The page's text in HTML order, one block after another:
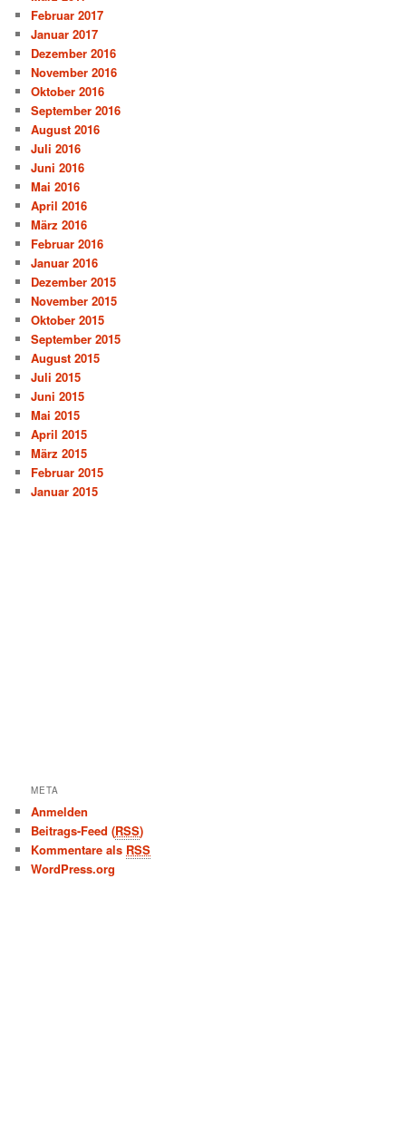
Februar 2017
Januar 2017
Dezember 2016
November 2016
Oktober 2016
September 2016
August 2016
Juli 2016
Juni 2016
Mai 2016
April 2016
März 2016
Februar 2016
Januar 2016
Dezember 2015
November 2015
Oktober 2015
September 2015
August 2015
Juli 2015
Juni 2015
Mai 2015
April 2015
März 2015
Februar 2015
Januar 2015
META
Anmelden
Beitrags-Feed (RSS)
Kommentare als RSS
WordPress.org